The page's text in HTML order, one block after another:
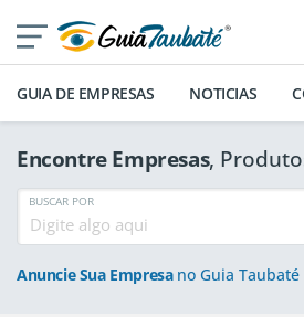
GUIA DE EMPRESAS NOTICIAS
Encontre Empresas,
BUSCAR POR
Anuncie Sua Empresano Guia Taubaté